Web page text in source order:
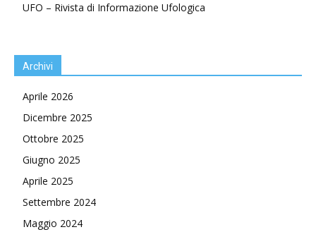
UFO – Rivista di Informazione Ufologica
Archivi
Aprile 2026
Dicembre 2025
Ottobre 2025
Giugno 2025
Aprile 2025
Settembre 2024
Maggio 2024